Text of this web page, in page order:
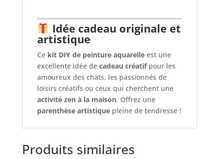
Idée cadeau originale et
artistique
Ce kit DIY de peinture aquarelleest une
excellente idée de cadeau créatifpour les
amoureux des chats, les passionnés de
loisirs créatifs ou ceux qui cherchent une
activité zen à la maison. Offrez une
parenthèse artistiquepleine de tendresse !
Produits similaires